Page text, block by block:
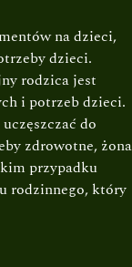
na dzieci,
dzieci.
rodzica jest
i potrzeb dzieci.
do
zdrowotne, żona
przypadku
rodzinnego, który